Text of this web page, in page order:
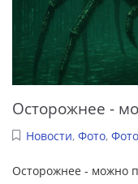
Осторожнее -
Новости, Фото,
Осторожнее - можно